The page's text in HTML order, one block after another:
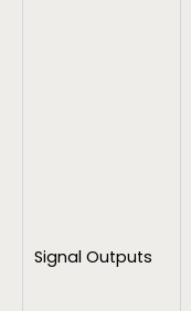
Signal Outputs